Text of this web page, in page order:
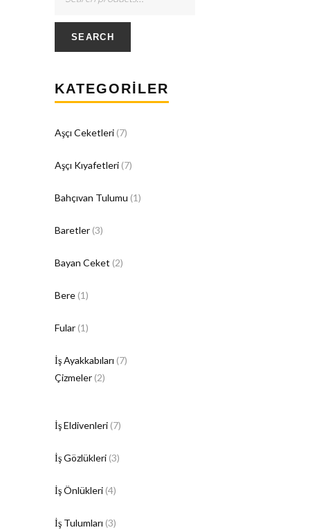
SEARCH
KATEGORILER
Aşçı Ceketleri (7)
Aşçı Kıyafetleri (7)
Bahçıvan Tulumu (1)
Baretler (3)
Bayan Ceket (2)
Bere (1)
Fular (1)
İş Ayakkabıları (7)
Çizmeler (2)
İş Eldivenleri (7)
İş Gözlükleri (3)
İş Önlükleri (4)
İş Tulumları (3)